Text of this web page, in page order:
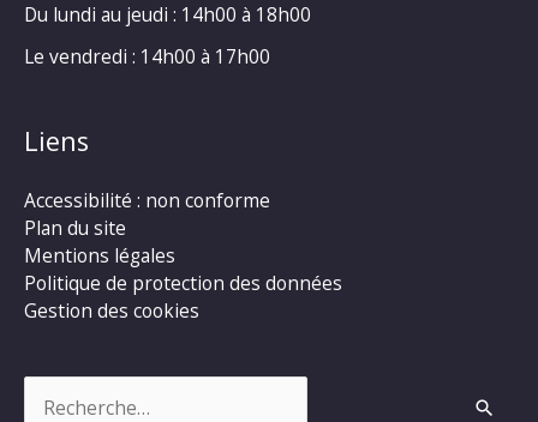
Du lundi au jeudi : 14h00 à 18h00
Le vendredi : 14h00 à 17h00
Liens
Accessibilité : non conforme
Plan du site
Mentions légales
Politique de protection des données
Gestion des cookies